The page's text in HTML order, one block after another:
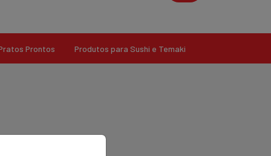
Prontos Produtos para Sushi e Temaki